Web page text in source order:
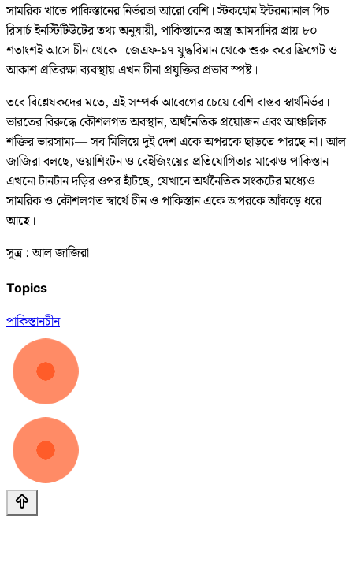
সামরিক খাতে পাকিস্তানের নির্ভরতা আরো বেশি। স্টকহোম ইন্টরন্যানাল পিচ
রিসার্চ ইনস্টিটিউটের তথ্য অনুযায়ী, পাকিস্তানের অস্ত্র আমদানির প্রায় ৮০
শতাংশই আসে চীন থেকে। জেএফ-১৭ যুদ্ধবিমান থেকে শুরু করে ফ্রিগেট ও
আকাশ প্রতিরক্ষা ব্যবস্থায় এখন চীনা প্রযুক্তির প্রভাব স্পষ্ট।
তবে বিশ্লেষকদের মতে, এই সম্পর্ক আবেগের চেয়ে বেশি বাস্তব স্বার্থনির্ভর।
ভারতের বিরুদ্ধে কৌশলগত অবস্থান, অর্থনৈতিক প্রয়োজন এবং আঞ্চলিক
শক্তির ভারসাম্য— সব মিলিয়ে দুই দেশ একে অপরকে ছাড়তে পারছে না। আল
জাজিরা বলছে, ওয়াশিংটন ও বেইজিংয়ের প্রতিযোগিতার মাঝেও পাকিস্তান
এখনো টানটান দড়ির ওপর হাঁটছে, যেখানে অর্থনৈতিক সংকটের মধ্যেও
সামরিক ও কৌশলগত স্বার্থে চীন ও পাকিস্তান একে অপরকে আঁকড়ে ধরে
আছে।
সূত্র : আল জাজিরা
Topics
পাকিস্তানচীন